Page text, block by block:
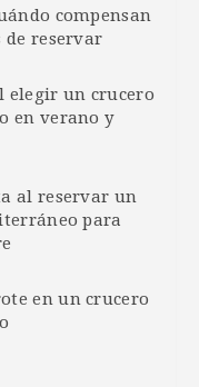
compensan
de reservar
elegir un crucero
en verano y
al reservar un
para
en un crucero